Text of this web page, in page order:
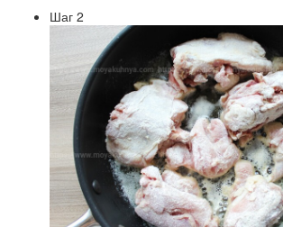
Шаг 2